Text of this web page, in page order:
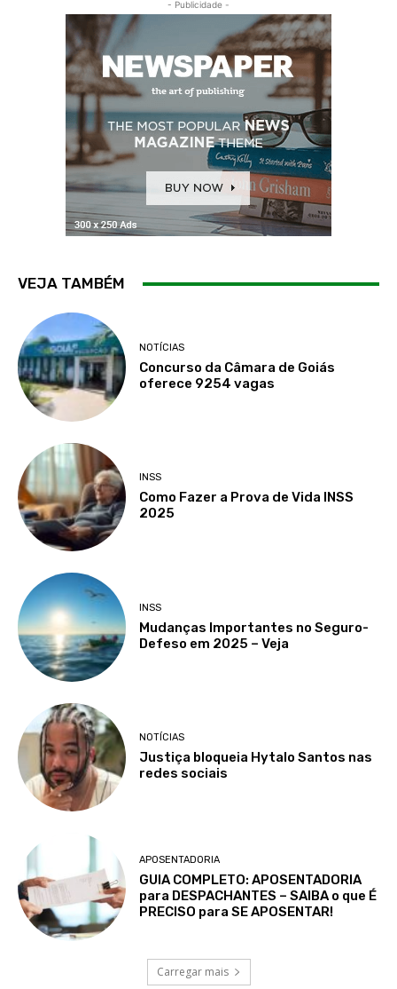
- Publicidade -
VEJA TAMBÉM
NOTÍCIAS
Concurso da Câmara de Goiás
oferece 9254 vagas
INSS
Como Fazer a Prova de Vida INSS
2025
INSS
Mudanças Importantes no Seguro-
Defeso em 2025 – Veja
NOTÍCIAS
Justiça bloqueia Hytalo Santos nas
redes sociais
APOSENTADORIA
GUIA COMPLETO: APOSENTADORIA
para DESPACHANTES – SAIBA o que É
PRECISO para SE APOSENTAR!
Carregar mais